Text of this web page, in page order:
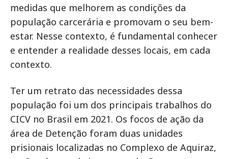
medidas que melhorem as condições da
população carcerária e promovam o seu bem-
estar. Nesse contexto, é fundamental conhecer
e entender a realidade desses locais, em cada
contexto.
Ter um retrato das necessidades dessa
população foi um dos principais trabalhos do
CICV no Brasil em 2021. Os focos de ação da
área de Detenção foram duas unidades
prisionais localizadas no Complexo de Aquiraz,